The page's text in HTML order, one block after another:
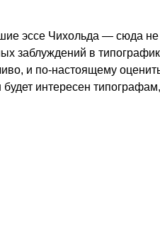
эссе Чихольда — сюда не
заблуждений в
и по-настоящему
интересен